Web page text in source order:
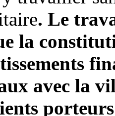
. Le
la
avec la